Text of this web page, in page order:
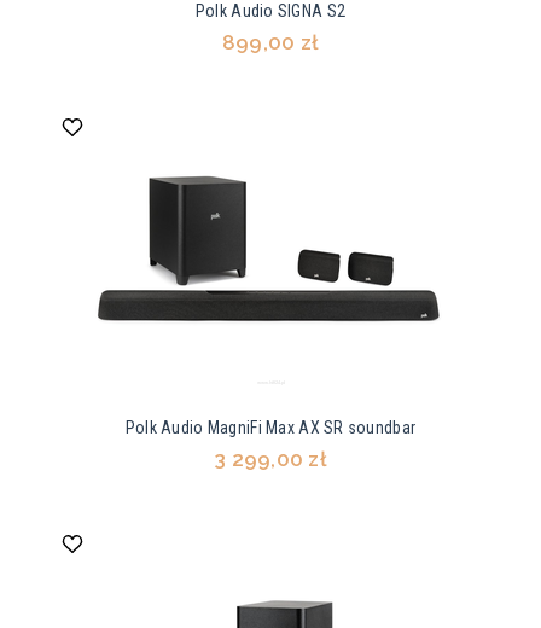
Polk Audio SIGNA S2
899,00 zł
Polk Audio MagniFi Max AX SR soundbar
3 299,00 zł